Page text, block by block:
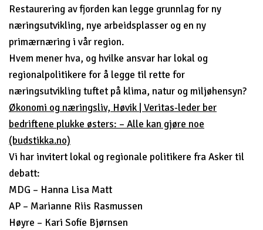
Restaurering av fjorden kan legge grunnlag for ny
næringsutvikling, nye arbeidsplasser og en ny
primærnæring i vår region.
Hvem mener hva, og hvilke ansvar har lokal og
regionalpolitikere for å legge til rette for
næringsutvikling tuftet på klima, natur og miljøhensyn?
Økonomi og næringsliv, Høvik | Veritas-leder ber
bedriftene plukke østers: – Alle kan gjøre noe
(budstikka.no)
Vi har invitert lokal og regionale politikere fra Asker til
debatt:
MDG – Hanna Lisa Matt
AP – Marianne Riis Rasmussen
Høyre – Kari Sofie Bjørnsen